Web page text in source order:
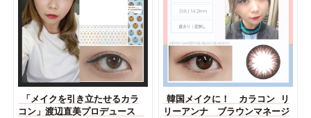
「メイクを引き立たせるカラ
コン」渡辺直美プロデュース
韓国メイクに！ カラコン リ
リーアンナ ブラウンマネージ